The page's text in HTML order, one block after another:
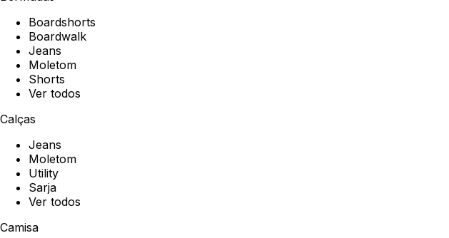
Boardshorts
Boardwalk
Jeans
Moletom
Shorts
Ver todos
Calças
Jeans
Moletom
Utility
Sarja
Ver todos
Camisa